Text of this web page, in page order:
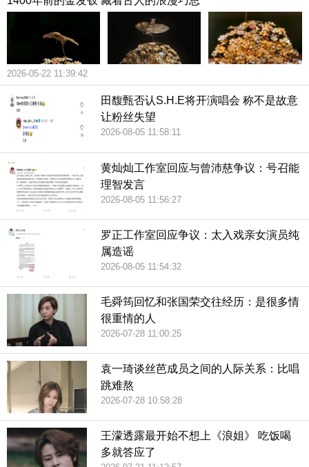
2026-05-22 11:39:42
田馥甄否认S.H.E将开演唱会 称不是故意
让粉丝失望
2026-08-05 11:58:11
黄灿灿工作室回应与曾沛慈争议：号召能
理智发言
2026-08-05 11:56:27
罗正工作室回应争议：太入戏亲女演员纯
属造谣
2026-08-05 11:54:32
毛舜筠回忆和张国荣交往经历：是很多情
很重情的人
2026-07-28 11:00:25
袁一琦谈丝芭成员之间的人际关系：比唱
跳难熬
2026-07-28 10:58:28
王濛透露最开始不想上《浪姐》 吃饭喝
多就答应了